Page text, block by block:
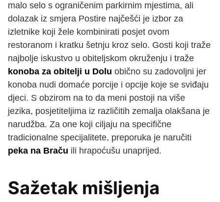
malo selo s ograničenim parkirnim mjestima, ali
dolazak iz smjera Postire najčešći je izbor za
izletnike koji žele kombinirati posjet ovom
restoranom i kratku šetnju kroz selo. Gosti koji traže
najbolje iskustvo u obiteljskom okruženju i traže
konoba za obitelji u Dolu obično su zadovoljni jer
konoba nudi domaće porcije i opcije koje se sviđaju
djeci. S obzirom na to da meni postoji na više
jezika, posjetiteljima iz različitih zemalja olakšana je
narudžba. Za one koji ciljaju na specifične
tradicionalne specijalitete, preporuka je naručiti
peka na Braču ili hrapoćušu unaprijed.
Sažetak mišljenja